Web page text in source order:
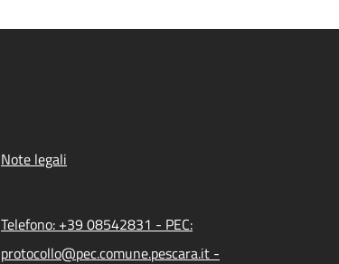
Note legali
Telefono: +39 08542831 - PEC:
protocollo@pec.comune.pescara.it -